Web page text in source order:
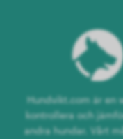
Hundvikt.com är en
kontrollera och
andra hundar. Vårt